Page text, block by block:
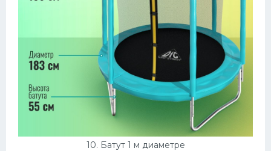
10. Батут 1 м диаметре